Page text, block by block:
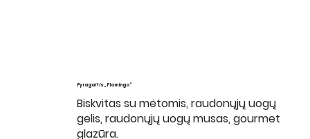
Pyragaitis „Flamingo“
Biskvitas su mėtomis, raudonųjų uogų
gelis, raudonųjų uogų musas, gourmet
glazūra.